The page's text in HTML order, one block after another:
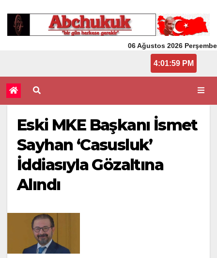
06 Ağustos 2026 Perşembe
4:01:59 PM
Eski MKE Başkanı İsmet
Sayhan ‘Casusluk’
İddiasıyla Gözaltına
Alındı